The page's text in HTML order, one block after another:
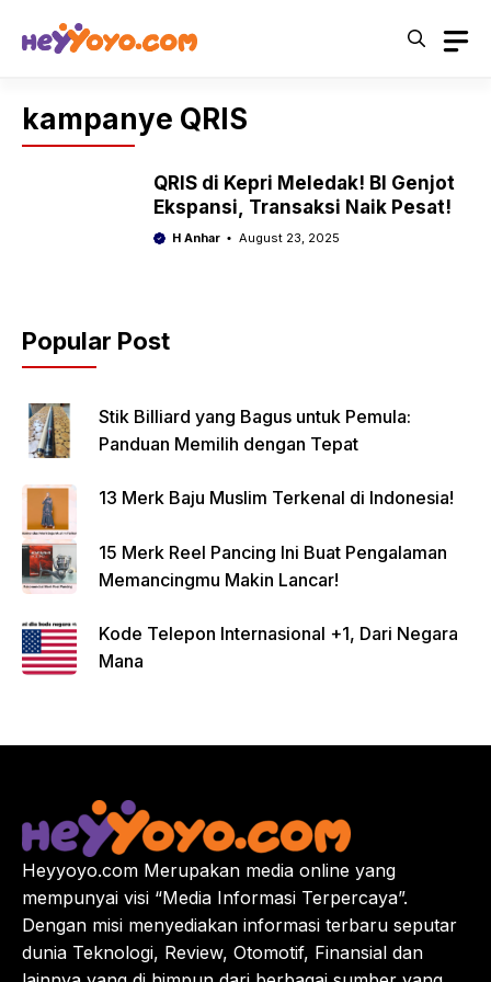
kampanye QRIS
QRIS di Kepri Meledak! BI Genjot
Ekspansi, Transaksi Naik Pesat!
H Anhar August 23, 2025
Popular Post
Stik Billiard yang Bagus untuk Pemula:
Panduan Memilih dengan Tepat
13 Merk Baju Muslim Terkenal di Indonesia!
15 Merk Reel Pancing Ini Buat Pengalaman
Memancingmu Makin Lancar!
Kode Telepon Internasional +1, Dari Negara
Mana
Heyyoyo.com Merupakan media online yang
mempunyai visi “Media Informasi Terpercaya”.
Dengan misi menyediakan informasi terbaru seputar
dunia Teknologi, Review, Otomotif, Finansial dan